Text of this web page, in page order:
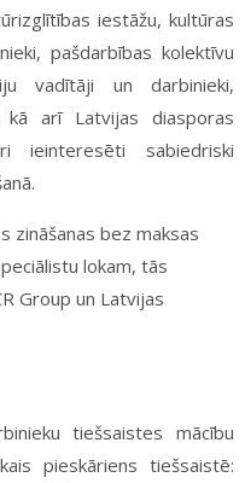
iestāžu, kultūras
pašdarbības kolektīvu
vadītāji un darbinieki,
kā arī Latvijas diasporas
ieinteresēti sabiedriski
zināšanas bez maksas
lokam, tās
Group un Latvijas
tiešsaistes mācību
pieskāriens tiešsaistē: